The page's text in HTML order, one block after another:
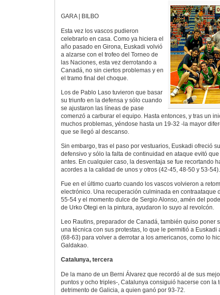
GARA | BILBO
Esta vez los vascos pudieron
celebrarlo en casa. Como ya hiciera el
año pasado en Girona, Euskadi volvió
a alzarse con el trofeo del Torneo de
las Naciones, esta vez derrotando a
Canadá, no sin ciertos problemas y en
el tramo final del choque.
Los de Pablo Laso tuvieron que basar
su triunfo en la defensa y sólo cuando
se ajustaron las líneas de pase
comenzó a carburar el equipo. Hasta entonces, y tras un
muchos problemas, yéndose hasta un 19-32 -la mayor
que se llegó al descanso.
Sin embargo, tras el paso por vestuarios, Euskadi ofreció
defensivo y sólo la falta de continuidad en ataque evitó
antes. En cualquier caso, la desventaja se fue recortando
acordes a la calidad de unos y otros (42-45, 48-50 y 53-54).
Fue en el último cuarto cuando los vascos volvieron a
electrónico. Una recuperación culminada en contraataque
55-54 y el momento dulce de Sergio Alonso, amén del
de Urko Otegi en la pintura, ayudaron lo suyo al revolcón.
Leo Rautins, preparador de Canadá, también quiso poner
una técnica con sus protestas, lo que le permitió a
(68-63) para volver a derrotar a los americanos, como lo
Galdakao.
Catalunya, tercera
De la mano de un Berni Álvarez que recordó al de sus
puntos y ocho triples-, Catalunya consiguió hacerse con la
detrimento de Galicia, a quien ganó por 93-72.